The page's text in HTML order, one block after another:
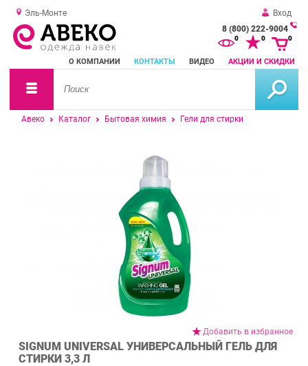
Эль-Монте
Вход
8 (800) 222-9004
О КОМПАНИИ КОНТАКТЫ ВИДЕО АКЦИИ И СКИДКИ
0 0 0
Авеко Каталог Бытовая химия Гели для стирки
Добавить в избранное
SIGNUM UNIVERSAL УНИВЕРСАЛЬНЫЙ ГЕЛЬ ДЛЯ
СТИРКИ 3,3 Л